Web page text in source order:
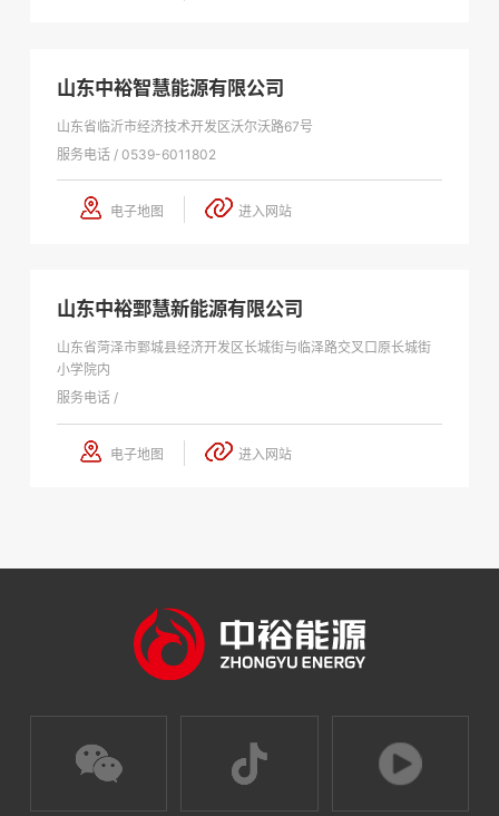
山东中裕智慧能源有限公司
山东省临沂市经济技术开发区沃尔沃路67号
服务电话 / 0539-6011802
电子地图 进入网站
山东中裕鄄慧新能源有限公司
山东省菏泽市鄄城县经济开发区长城街与临泽路交叉口原长城街
小学院内
服务电话 /
电子地图 进入网站